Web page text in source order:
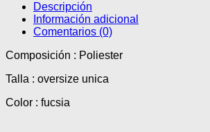
Descripción
Información adicional
Comentarios (0)
Composición : Poliester
Talla : oversize unica
Color : fucsia